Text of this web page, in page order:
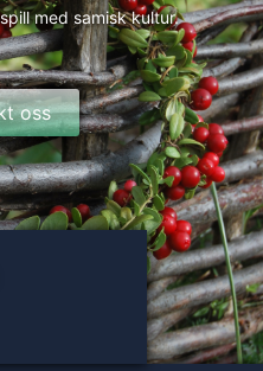
med samisk kultur.
oss